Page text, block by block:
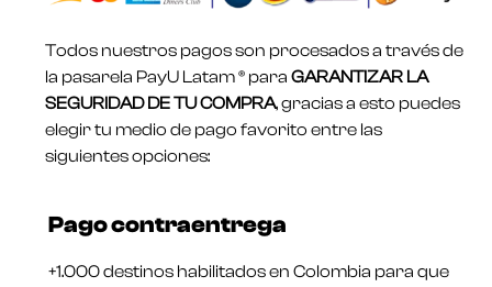
Todos nuestros pagos son procesados a través de
la pasarela PayU Latam ® para GARANTIZAR LA
SEGURIDAD DE TU COMPRA, gracias a esto puedes
elegir tu medio de pago favorito entre las
siguientes opciones:
Pago contraentrega
+1.000 destinos habilitados en Colombia para que